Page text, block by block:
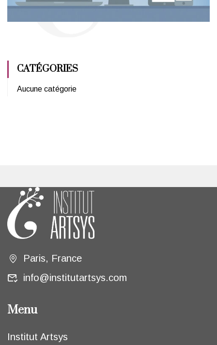
CATÉGORIES
Aucune catégorie
Paris, France
info@institutartsys.com
Menu
Institut Artsys